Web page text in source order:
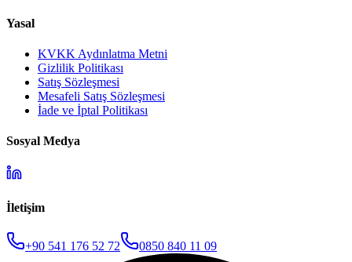
Yasal
KVKK Aydınlatma Metni
Gizlilik Politikası
Satış Sözleşmesi
Mesafeli Satış Sözleşmesi
İade ve İptal Politikası
Sosyal Medya
İletişim
+90 541 176 52 72 0850 840 11 09